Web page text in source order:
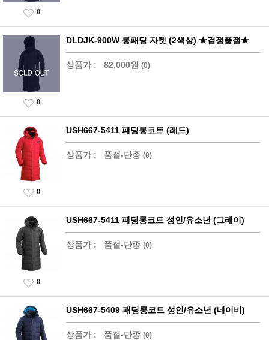
0
DLDJK-900W 롱패딩 자켓 (2색상) ★검정품절★
상품가 : 82,000원 (0)
0
USH667-5411 패딩롱코트 (레드)
상품가 : 품절-단종 (0)
0
USH667-5411 패딩롱코트 성인/유소년 (그레이)
상품가 : 품절-단종 (0)
0
USH667-5409 패딩롱코트 성인/유소년 (네이비)
상품가 : 품절-단종 (0)